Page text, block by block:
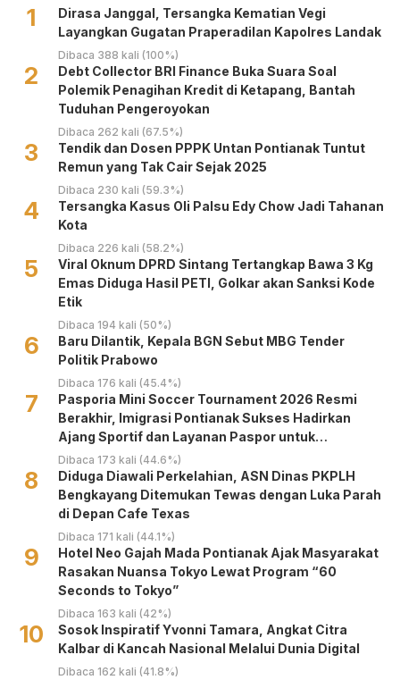
1
Dirasa Janggal, Tersangka Kematian Vegi
Layangkan Gugatan Praperadilan Kapolres Landak
Dibaca 388 kali (100%)
2
Debt Collector BRI Finance Buka Suara Soal
Polemik Penagihan Kredit di Ketapang, Bantah
Tuduhan Pengeroyokan
Dibaca 262 kali (67.5%)
3
Tendik dan Dosen PPPK Untan Pontianak Tuntut
Remun yang Tak Cair Sejak 2025
Dibaca 230 kali (59.3%)
4
Tersangka Kasus Oli Palsu Edy Chow Jadi Tahanan
Kota
Dibaca 226 kali (58.2%)
5
Viral Oknum DPRD Sintang Tertangkap Bawa 3 Kg
Emas Diduga Hasil PETI, Golkar akan Sanksi Kode
Etik
Dibaca 194 kali (50%)
6
Baru Dilantik, Kepala BGN Sebut MBG Tender
Politik Prabowo
Dibaca 176 kali (45.4%)
7
Pasporia Mini Soccer Tournament 2026 Resmi
Berakhir, Imigrasi Pontianak Sukses Hadirkan
Ajang Sportif dan Layanan Paspor untuk
Masyarakat
Dibaca 173 kali (44.6%)
8
Diduga Diawali Perkelahian, ASN Dinas PKPLH
Bengkayang Ditemukan Tewas dengan Luka Parah
di Depan Cafe Texas
Dibaca 171 kali (44.1%)
9
Hotel Neo Gajah Mada Pontianak Ajak Masyarakat
Rasakan Nuansa Tokyo Lewat Program “60
Seconds to Tokyo”
Dibaca 163 kali (42%)
10
‎Sosok Inspiratif Yvonni Tamara, Angkat Citra
Kalbar di Kancah Nasional Melalui Dunia Digital ‎
Dibaca 162 kali (41.8%)